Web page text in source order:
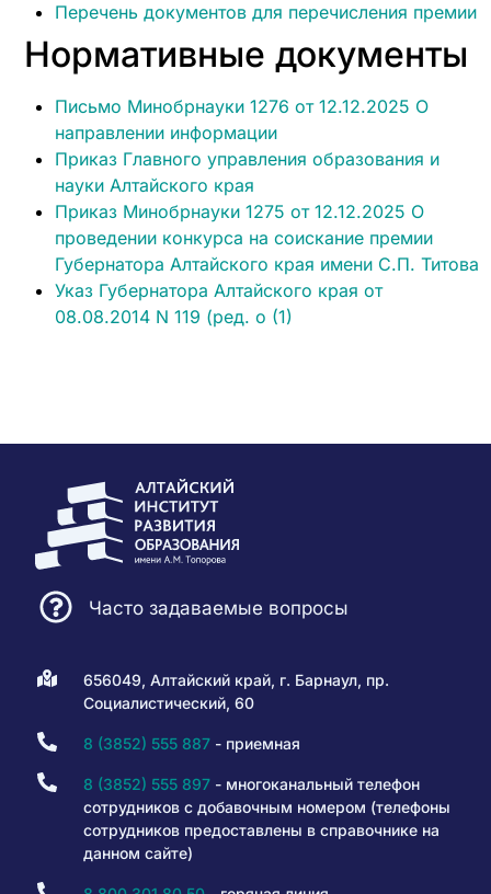
Перечень документов для перечисления премии
Нормативные документы
Письмо Минобрнауки 1276 от 12.12.2025 О
направлении информации
Приказ Главного управления образования и
науки Алтайского края
Приказ Минобрнауки 1275 от 12.12.2025 О
проведении конкурса на соискание премии
Губернатора Алтайского края имени С.П. Титова
Указ Губернатора Алтайского края от
08.08.2014 N 119 (ред. о (1)
Часто задаваемые вопросы
656049, Алтайский край, г. Барнаул, пр.
Социалистический, 60
8 (3852) 555 887- приемная
8 (3852) 555 897- многоканальный телефон
сотрудников с добавочным номером (телефоны
сотрудников предоставлены в справочнике на
данном сайте)